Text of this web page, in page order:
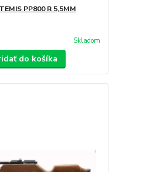
PP800 R 5,5MM
Skladom
do košíka